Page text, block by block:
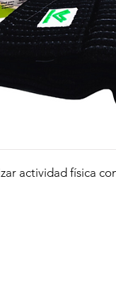
actividad física